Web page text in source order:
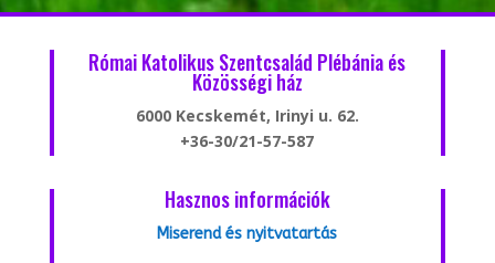
Római Katolikus Szentcsalád Plébánia és
Közösségi ház
6000 Kecskemét, Irinyi u. 62.
+36-30/21-57-587
Hasznos információk
Miserend és nyitvatartás